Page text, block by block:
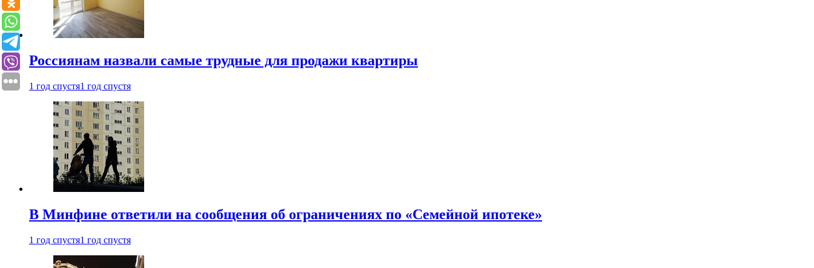
Россиянам назвали самые трудные для продажи квартиры
1 год спустя1 год спустя
В Минфине ответили на сообщения об ограничениях по «Семейной ипотеке»
1 год спустя1 год спустя